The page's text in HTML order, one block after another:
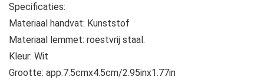
Specificaties:
Materiaal handvat: Kunststof
Materiaal lemmet: roestvrij staal.
Kleur: Wit
Grootte: app.7.5cmx4.5cm/2.95inx1.77in